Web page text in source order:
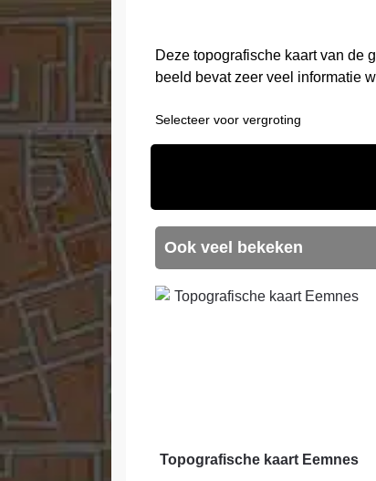
Deze topografische kaart van de
beeld bevat zeer veel informatie
Selecteer voor vergroting
Ook veel bekeken
Topografische kaart Eemnes